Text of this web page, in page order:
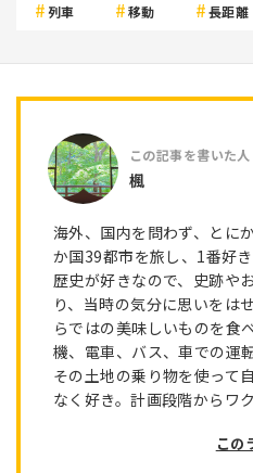
列車 移動 長距離
楓
海外、国内を問わず、とに
か国39都市を旅し、1番好き
歴史が好きなので、史跡や
り、当時の気分に思いをは
らではの美味しいものを食
機、電車、バス、車での運
その土地の乗り物を使って
なく好き。計画段階からワ
この